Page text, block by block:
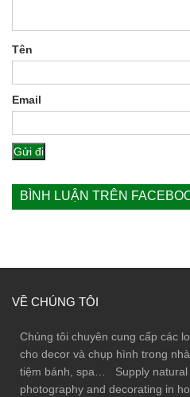
Tên
Email
BÌNH LUẬN TRÊN
VỀ CHÚNG TÔI
Chúng tôi chuyên cung cấp các
cho decor và chụp hình trong
tiệm bánh, spa… Supply natural
photography and decorating in